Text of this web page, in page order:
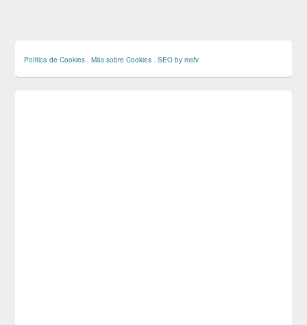
Política de Cookies .Más sobre Cookies .SEO by msfv